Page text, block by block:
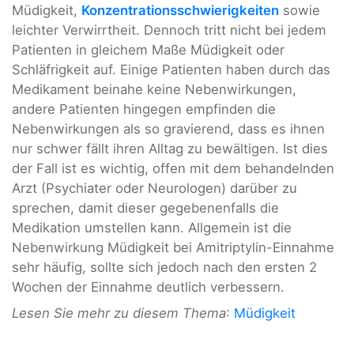
Müdigkeit, Konzentrationsschwierigkeiten sowie
leichter Verwirrtheit. Dennoch tritt nicht bei jedem
Patienten in gleichem Maße Müdigkeit oder
Schläfrigkeit auf. Einige Patienten haben durch das
Medikament beinahe keine Nebenwirkungen,
andere Patienten hingegen empfinden die
Nebenwirkungen als so gravierend, dass es ihnen
nur schwer fällt ihren Alltag zu bewältigen. Ist dies
der Fall ist es wichtig, offen mit dem behandelnden
Arzt (Psychiater oder Neurologen) darüber zu
sprechen, damit dieser gegebenenfalls die
Medikation umstellen kann. Allgemein ist die
Nebenwirkung Müdigkeit bei Amitriptylin-Einnahme
sehr häufig, sollte sich jedoch nach den ersten 2
Wochen der Einnahme deutlich verbessern.
Lesen Sie mehr zu diesem Thema: Müdigkeit